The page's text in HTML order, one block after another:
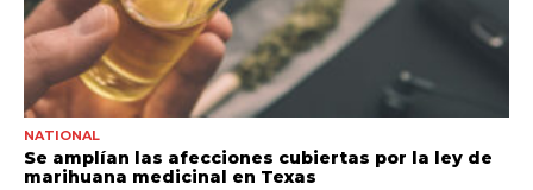
NATIONAL
Se amplían las afecciones cubiertas por la ley de
marihuana medicinal en Texas